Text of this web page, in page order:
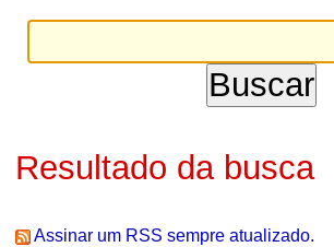
Resultado da busca
Assinar um RSS sempre atualizado.